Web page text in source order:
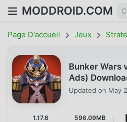
MODDROID.COM
Page D'accueil Jeux
Bunker Wars
Ads)
Updated on May
1.17.6 596.09MB